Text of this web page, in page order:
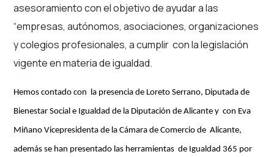
asesoramiento con el objetivo de ayudar a las
“empresas, autónomos, asociaciones, organizaciones
y colegios profesionales, a cumplir con la legislación
vigente en materia de igualdad.
Hemos contado con la presencia de Loreto Serrano, Diputada de
Bienestar Social e Igualdad de la Diputación de Alicante y con Eva
Miñano Vicepresidenta de la Cámara de Comercio de Alicante,
además se han presentado las herramientas de Igualdad 365 por